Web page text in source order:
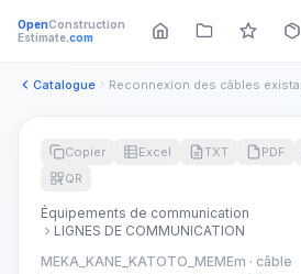
OpenConstruction
Estimate.com
Catalogue
Copier Excel TXT PDF
QR
Équipements de communication
LIGNES DE COMMUNICATION
MEKA_KANE_KATOTO_MEMEm · câble